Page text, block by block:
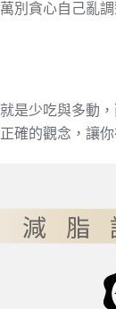
別貪心自己亂調
是少吃與多動
確的觀念，讓